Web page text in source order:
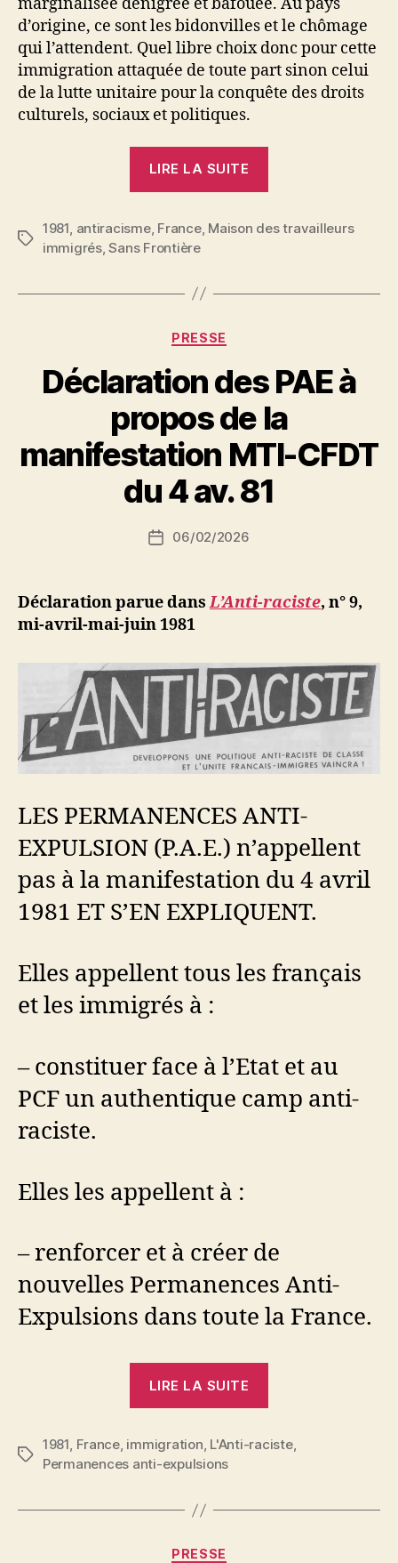
d’origine, ce sont les bidonvilles et le chômage
qui l’attendent. Quel libre choix donc pour cette
immigration attaquée de toute part sinon celui
de la lutte unitaire pour la conquête des droits
culturels, sociaux et politiques.
LIRE LA SUITE
tirent
Étiquettes
1981 antiracisme, France, Maison des travailleurs
immigrés,Sans Frontière
Catégories
PRESSE
Déclaration des PAE à
propos de la
manifestation MTI-CFDT
du 4 av. 81
Auteur
P
a
S
N
ji
Date06/02/2026
Déclaration parue dansL’Anti-raciste, n° 9,
mi-avril-mai-juin 1981
LES PERMANENCES ANTI-
EXPULSION (P.A.E.) n’appellent
pas à la manifestation du 4 avril
1981 ET S’EN EXPLIQUENT.
Elles appellent tous les français
et les immigrés à :
– constituer face à l’Etat et au
PCF un authentique camp anti-
raciste.
Elles les appellent à :
– renforcer et à créer de
nouvelles Permanences Anti-
Expulsions dans toute la France.
LIRE LA SUITE
à
Étiquettes
1981, France, immigration, L'Anti-raciste,
Permanences anti-expulsions
Catégories
PRESSE